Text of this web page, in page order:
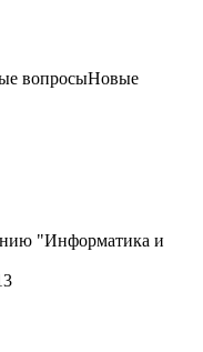
вопросыНовые
"Информатика и